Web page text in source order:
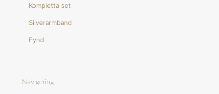
Kompletta set
Silverarmband
Fynd
Navigering